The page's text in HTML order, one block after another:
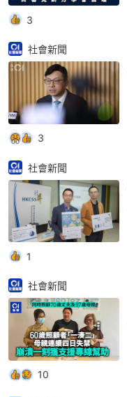
3
社會新聞
3
社會新聞
1
社會新聞
10